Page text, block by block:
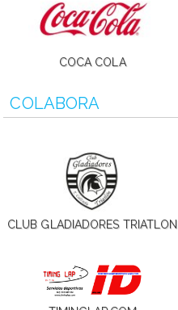
COCA COLA
COLABORA
CLUB GLADIADORES TRIATLON